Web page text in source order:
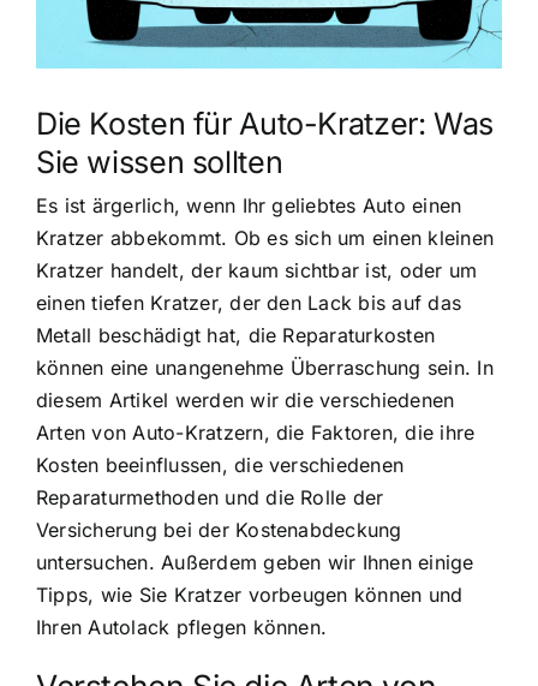
Die Kosten für Auto-Kratzer: Was
Sie wissen sollten
Es ist ärgerlich, wenn Ihr geliebtes Auto einen
Kratzer abbekommt. Ob es sich um einen kleinen
Kratzer handelt, der kaum sichtbar ist, oder um
einen tiefen Kratzer, der den Lack bis auf das
Metall beschädigt hat, die Reparaturkosten
können eine unangenehme Überraschung sein. In
diesem Artikel werden wir die verschiedenen
Arten von Auto-Kratzern, die Faktoren, die ihre
Kosten beeinflussen, die verschiedenen
Reparaturmethoden und die Rolle der
Versicherung bei der Kostenabdeckung
untersuchen. Außerdem geben wir Ihnen einige
Tipps, wie Sie Kratzer vorbeugen können und
Ihren Autolack pflegen können.